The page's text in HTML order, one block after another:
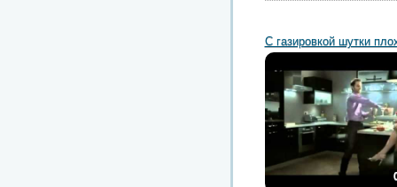
С газировкой шутки